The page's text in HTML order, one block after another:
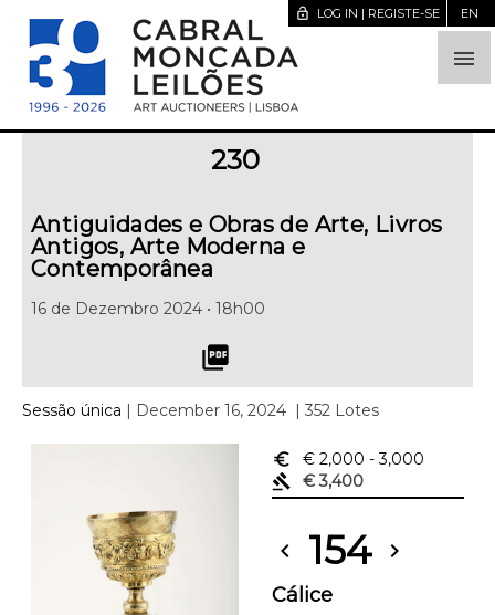

lock_open LOG IN | REGISTE-SE EN
230
Antiguidades e Obras de Arte, Livros
Antigos, Arte Moderna e
Contemporânea
16 de Dezembro 2024 • 18h00
picture_as_pdf
Sessão única | December 16, 2024 | 352 Lotes
euro_symbol € 2,000 - 3,000
gavel
€ 3,400
chevron_left 154 chevron_right
Cálice